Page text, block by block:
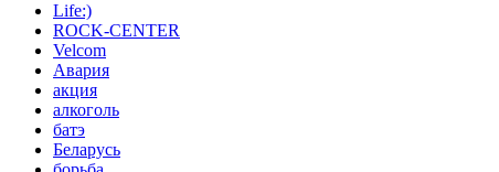
Life:)
ROCK-CENTER
Velcom
Авария
акция
алкоголь
батэ
Беларусь